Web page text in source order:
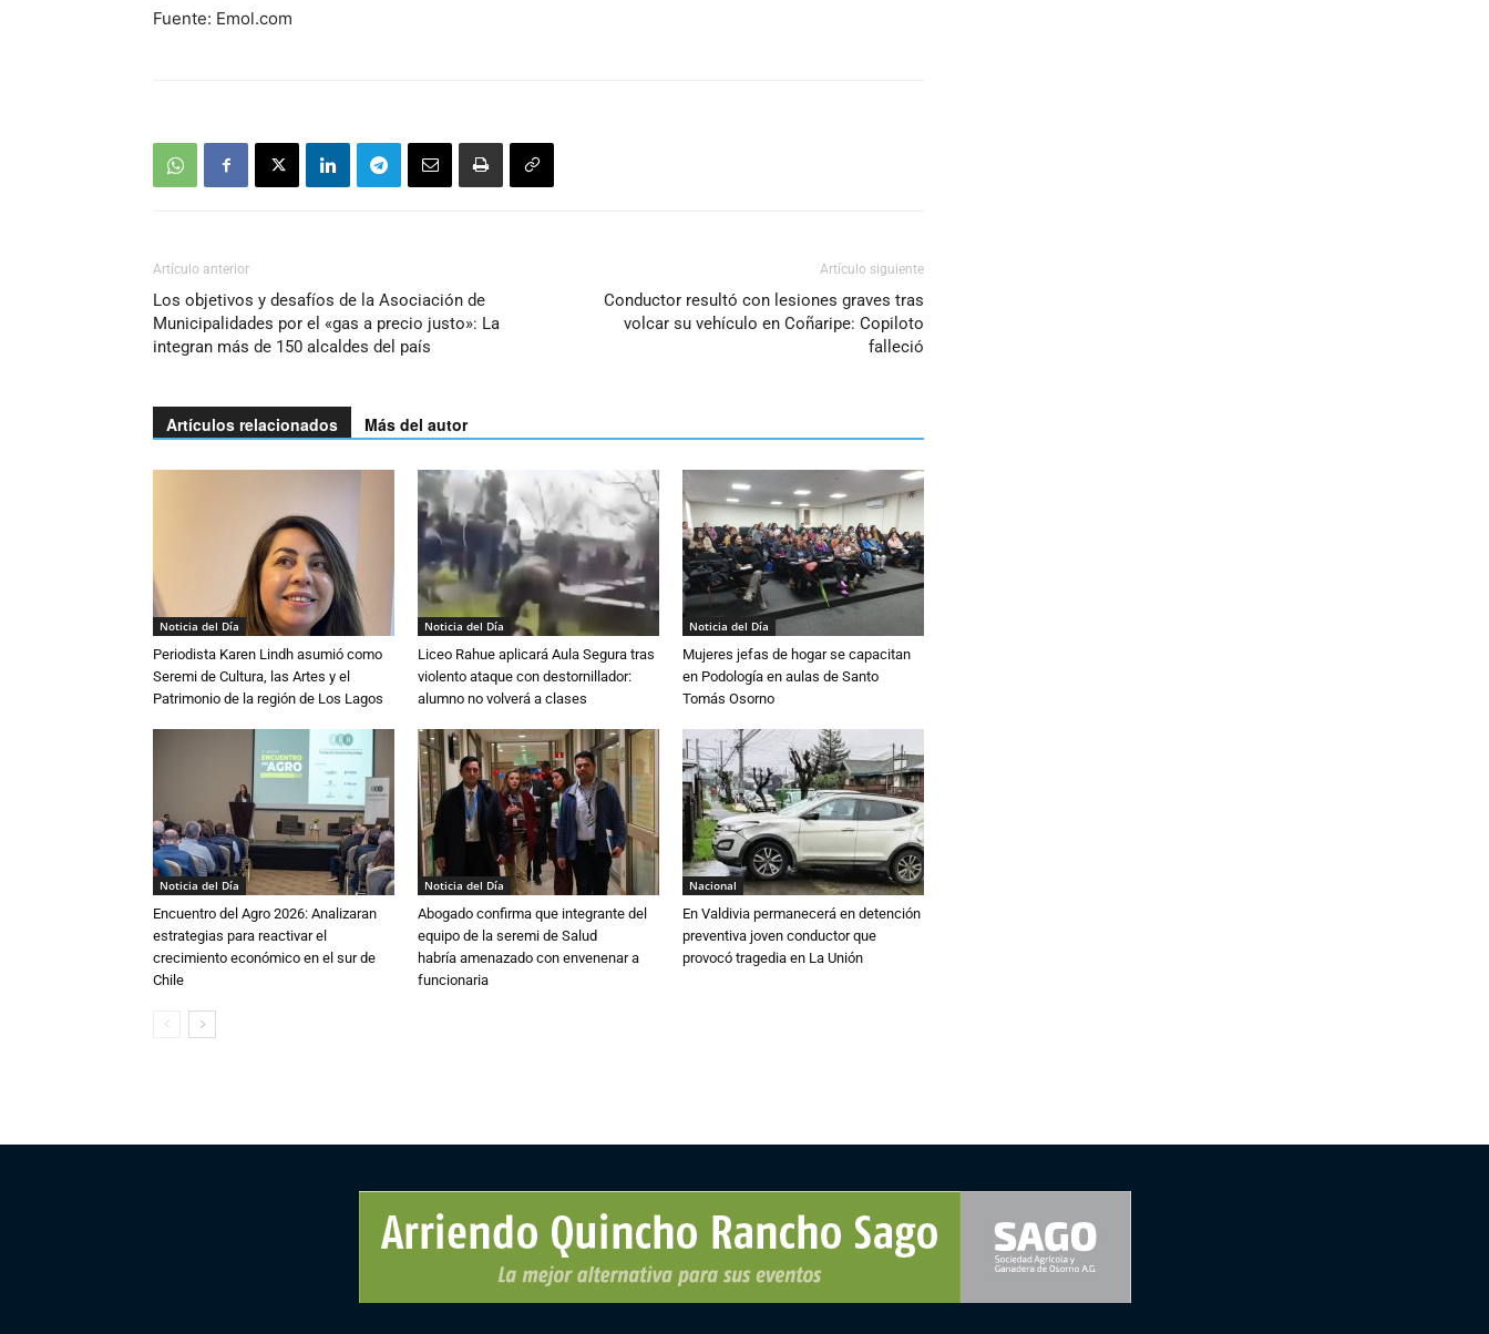
Fuente: Emol.com
Artículo anterior
Los objetivos y desafíos de la Asociación de
Municipalidades por el «gas a precio justo»: La
integran más de 150 alcaldes del país
Artículo siguiente
Conductor resultó con lesiones graves tras
volcar su vehículo en Coñaripe: Copiloto
falleció
Artículos relacionados Más del autor
Noticia del Día
Periodista Karen Lindh asumió como
Seremi de Cultura, las Artes y el
Patrimonio de la región de Los Lagos
Noticia del Día
Liceo Rahue aplicará Aula Segura tras
violento ataque con destornillador:
alumno no volverá a clases
Noticia del Día
Mujeres jefas de hogar se capacitan
en Podología en aulas de Santo
Tomás Osorno
Noticia del Día
Encuentro del Agro 2026: Analizaran
estrategias para reactivar el
crecimiento económico en el sur de
Chile
Noticia del Día
Abogado confirma que integrante del
equipo de la seremi de Salud
habría amenazado con envenenar a
funcionaria
Nacional
En Valdivia permanecerá en detención
preventiva joven conductor que
provocó tragedia en La Unión